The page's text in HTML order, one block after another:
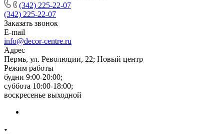
(342) 225-22-07
(342) 225-22-07
Заказать звонок
E-mail
info@decor-centre.ru
Адрес
Пермь, ул. Революции, 22; Новый центр
Режим работы
будни 9:00-20:00;
суббота 10:00-18:00;
воскресенье выходной